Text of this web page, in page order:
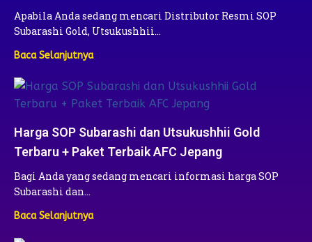
Apabila Anda sedang mencari Distributor Resmi SOP
Subarashi Gold, Utsukushhii…
Baca Selanjutnya
Harga SOP Subarashi dan Utsukushhii Gold
Terbaru + Paket Terbaik AFC Jepang
Bagi Anda yang sedang mencari informasi harga SOP
Subarashi dan…
Baca Selanjutnya